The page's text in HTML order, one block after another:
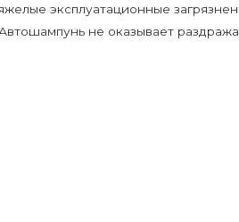
эксплуатационные
не оказывает